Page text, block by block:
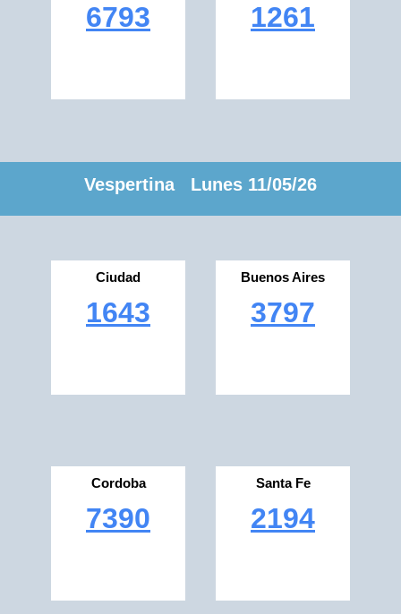
6793 1261
Vespertina Lunes 11/05/26
Ciudad
1643
Buenos Aires
3797
Cordoba
7390
Santa Fe
2194